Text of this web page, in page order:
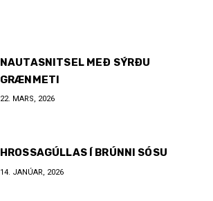
NAUTASNITSEL MEÐ SÝRÐU
GRÆNMETI
22. MARS, 2026
HROSSAGÚLLAS Í BRÚNNI SÓSU
14. JANÚAR, 2026